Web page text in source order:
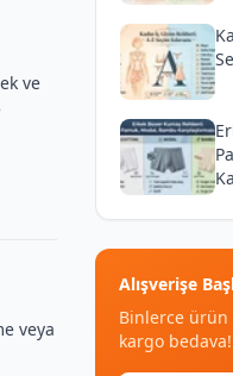
ve
veya
Alışverişe
Binlerce ürün
kargo bedava!